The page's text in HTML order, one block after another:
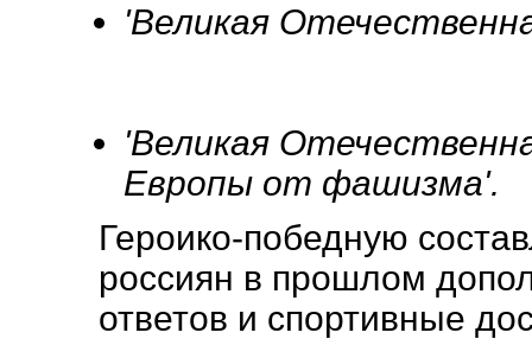
'Великая
'Великая
Европы от фашизма'.
Героико-победную
россиян в прошлом
ответов и спортивные